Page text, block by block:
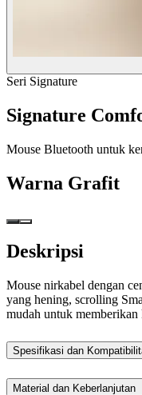
Seri Signature
Signature
Mouse Bluetooth untuk
Warna Grafit
Deskripsi
Mouse nirkabel dengan
yang hening, scrolling
mudah untuk memberikan
Spesifikasi dan
Material dan Keberlanjutan